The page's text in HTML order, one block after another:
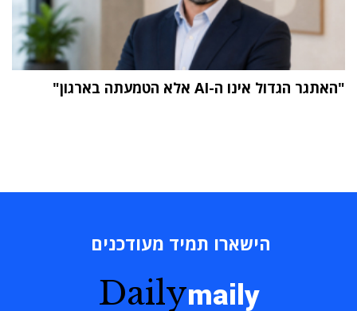
"האתגר הגדול אינו ה-AI אלא הטמעתה בארגון"
הישארו תמיד מעודכנים
Dailymaily